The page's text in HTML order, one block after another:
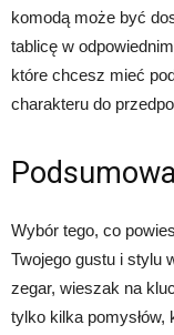
komodą może być
tablicę w
które chcesz mieć
charakteru do
Wybór tego, co
Twojego gustu i stylu
zegar, wieszak na
tylko kilka